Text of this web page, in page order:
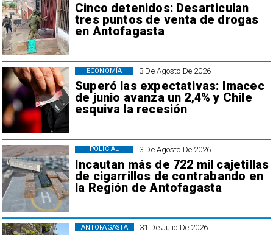
Cinco detenidos: Desarticulan
tres puntos de venta de drogas
en Antofagasta
3 De Agosto De 2026
Superó las expectativas: Imacec
de junio avanza un 2,4% y Chile
esquiva la recesión
ECONOMÍA
3 De Agosto De 2026
Incautan más de 722 mil cajetillas
de cigarrillos de contrabando en
la Región de Antofagasta
POLICIAL
31 De Julio De 2026
ANTOFAGASTA